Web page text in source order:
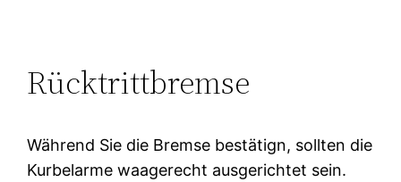
Rücktrittbremse
Während Sie die Bremse bestätign, sollten die
Kurbelarme waagerecht ausgerichtet sein.